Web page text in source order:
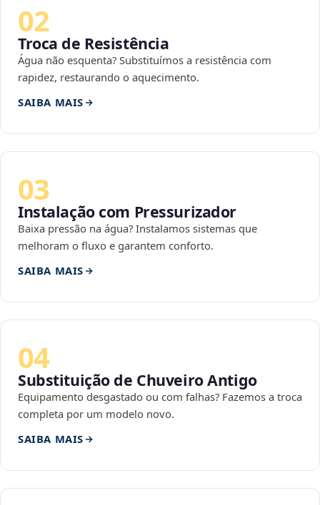
02
Troca de Resistência
Água não esquenta? Substituímos a resistência com
rapidez, restaurando o aquecimento.
SAIBA MAIS
03
Instalação com Pressurizador
Baixa pressão na água? Instalamos sistemas que
melhoram o fluxo e garantem conforto.
SAIBA MAIS
04
Substituição de Chuveiro Antigo
Equipamento desgastado ou com falhas? Fazemos a troca
completa por um modelo novo.
SAIBA MAIS